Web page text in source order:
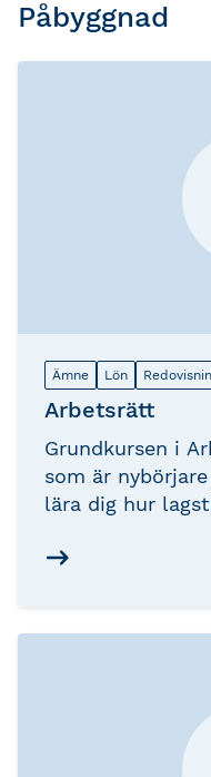
Påbyggnad
Ämne Lön
Arbetsrätt
Grundkursen i
som är
lära dig hur
vårt arbetsliv.
situationerna